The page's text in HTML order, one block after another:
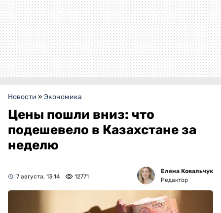
Новости » Экономика
Цены пошли вниз: что
подешевело в Казахстане за
неделю
7 августа, 13:14 12771
Елена Ковальчук
Редактор